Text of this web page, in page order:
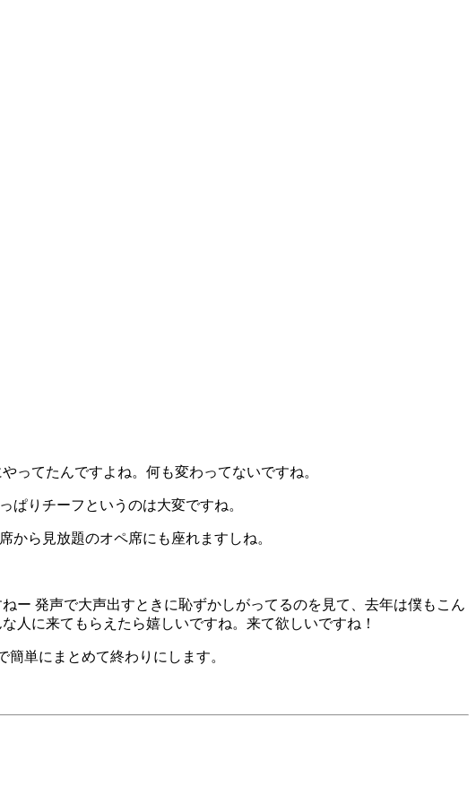
ってたんですよね。何も変わってないですね。
ぱりチーフというのは大変ですね。
から見放題のオペ席にも座れますしね。
ー 発声で大声出すときに恥ずかしがってるのを見て、去年は僕もこん
人に来てもらえたら嬉しいですね。来て欲しいですね！
単にまとめて終わりにします。